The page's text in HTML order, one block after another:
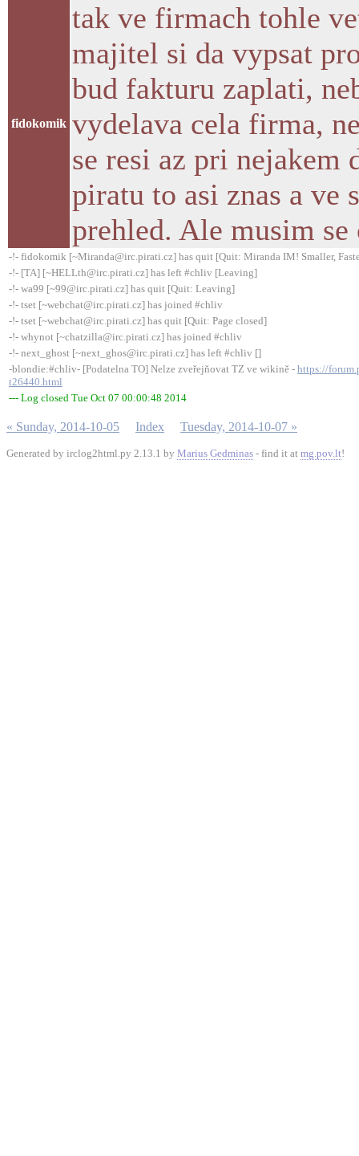
fidokomik
tak ve firmach tohle
majitel si da vypsat
bud fakturu zaplati,
vydelava cela firma,
se resi az pri nejakem
piratu to asi znas a ve
prehled. Ale musim
-!- fidokomik [~Miranda@irc.pirati.cz] has quit [Quit: Miranda IM! Smaller,
-!- [TA] [~HELLth@irc.pirati.cz] has left #chliv [Leaving]
-!- wa99 [~99@irc.pirati.cz] has quit [Quit: Leaving]
-!- tset [~webchat@irc.pirati.cz] has joined #chliv
-!- tset [~webchat@irc.pirati.cz] has quit [Quit: Page closed]
-!- whynot [~chatzilla@irc.pirati.cz] has joined #chliv
-!- next_ghost [~next_ghos@irc.pirati.cz] has left #chliv []
-blondie:#chliv- [Podatelna TO] Nelze zveřejňovat TZ ve wikině - https://
t26440.html
--- Log closed Tue Oct 07 00:00:48 2014
« Sunday, 2014-10-05 Index Tuesday, 2014-10-07 »
Generated by irclog2html.py 2.13.1 by Marius Gedminas - find it at mg.pov.lt!